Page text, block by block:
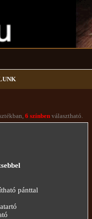
6 színben választható.
pánttal